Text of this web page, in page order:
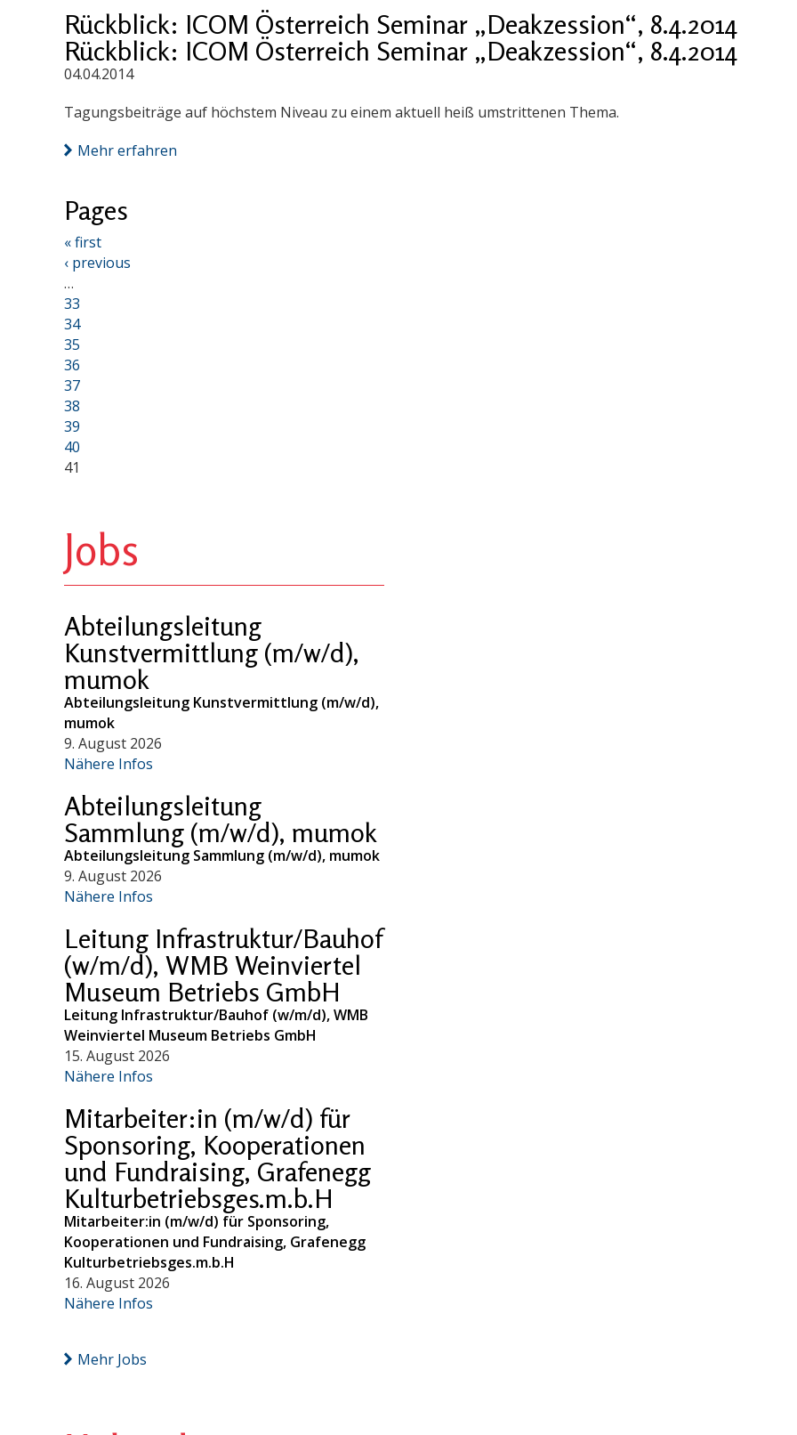
Rückblick: ICOM Österreich Seminar „Deakzession“, 8.4.2014
Rückblick: ICOM Österreich Seminar „Deakzession“, 8.4.2014
04.04.2014
Tagungsbeiträge auf höchstem Niveau zu einem aktuell heiß umstrittenen Thema.
Mehr erfahren
Pages
« first
‹ previous
…
33
34
35
36
37
38
39
40
41
Jobs
Abteilungsleitung
Kunstvermittlung (m/w/d),
mumok
Abteilungsleitung Kunstvermittlung (m/w/d),
mumok
9. August 2026
Nähere Infos
Abteilungsleitung
Sammlung (m/w/d), mumok
Abteilungsleitung Sammlung (m/w/d), mumok
9. August 2026
Nähere Infos
Leitung Infrastruktur/Bauhof
(w/m/d), WMB Weinviertel
Museum Betriebs GmbH
Leitung Infrastruktur/Bauhof (w/m/d), WMB
Weinviertel Museum Betriebs GmbH
15. August 2026
Nähere Infos
Mitarbeiter:in (m/w/d) für
Sponsoring, Kooperationen
und Fundraising, Grafenegg
Kulturbetriebsges.m.b.H
Mitarbeiter:in (m/w/d) für Sponsoring,
Kooperationen und Fundraising, Grafenegg
Kulturbetriebsges.m.b.H
16. August 2026
Nähere Infos
Mehr Jobs